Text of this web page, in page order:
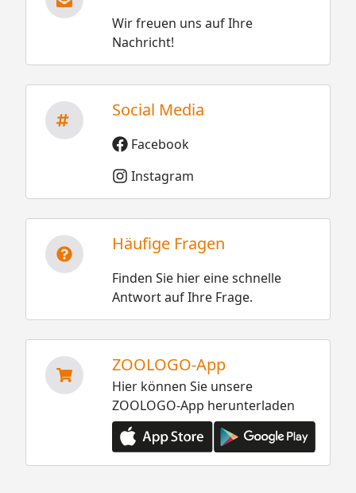
Wir freuen uns auf Ihre
Nachricht!
Social Media
Facebook
Instagram
Häufige Fragen
Finden Sie hier eine schnelle
Antwort auf Ihre Frage.
ZOOLOGO-App
Hier können Sie unsere
ZOOLOGO-App herunterladen